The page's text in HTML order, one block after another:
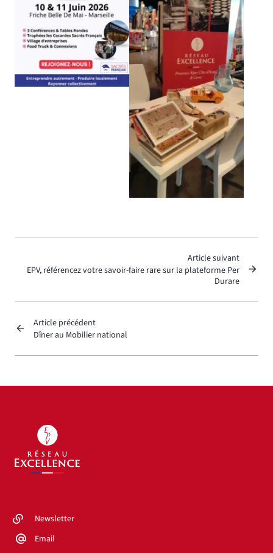
Article précédent
Dîner au Mobilier national
Article suivant
EPV, référencez votre savoir-faire rare sur la plateforme Per
Durare
Newsletter
Email